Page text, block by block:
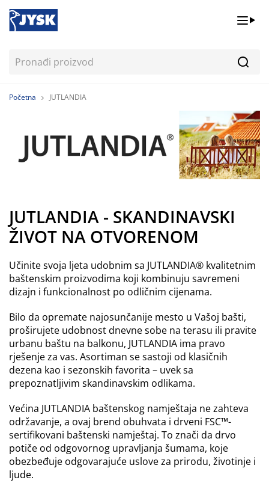
Početna JUTLANDIA
JUTLANDIA - SKANDINAVSKI
ŽIVOT NA OTVORENOM
Učinite svoja ljeta udobnim sa JUTLANDIA® kvalitetnim
baštenskim proizvodima koji kombinuju savremeni
dizajn i funkcionalnost po odličnim cijenama.
Bilo da opremate najosunčanije mesto u Vašoj bašti,
proširujete udobnost dnevne sobe na terasu ili pravite
urbanu baštu na balkonu, JUTLANDIA ima pravo
rješenje za vas. Asortiman se sastoji od klasičnih
dezena kao i sezonskih favorita – uvek sa
prepoznatljivim skandinavskim odlikama.
Većina JUTLANDIA baštenskog namještaja ne zahteva
održavanje, a ovaj brend obuhvata i drveni FSC™-
sertifikovani baštenski namještaj. To znači da drvo
potiče od odgovornog upravljanja šumama, koje
obezbeđuje odgovarajuće uslove za prirodu, životinje i
ljude.